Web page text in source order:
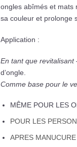
ongles abîmés et mats
sa couleur et prolonge
Application :
En tant que revitalisant
d’ongle.
Comme base pour le
MÊME POUR LES
POUR LES
APRES